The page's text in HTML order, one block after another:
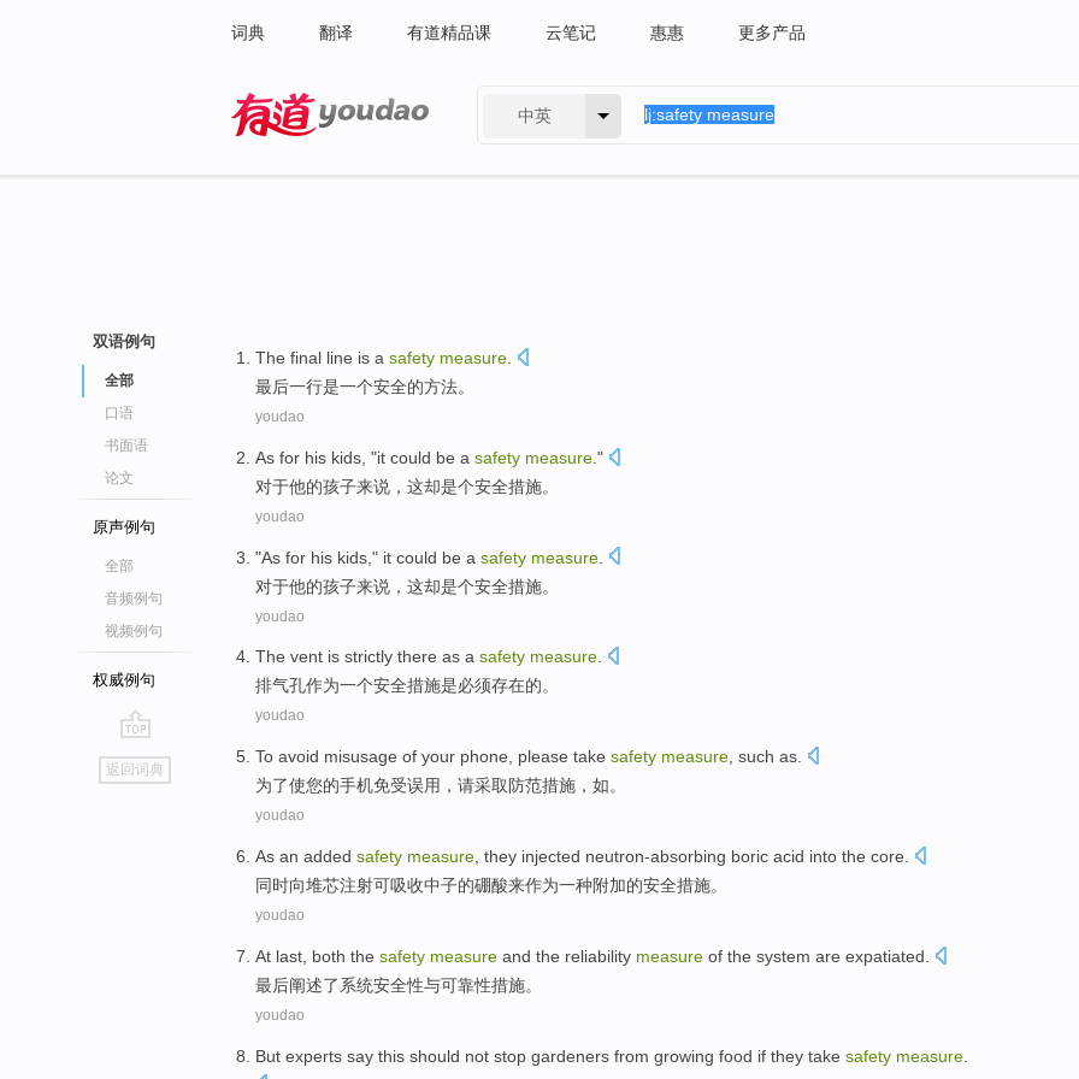
词典 翻译 有道精品课 云笔记 惠惠 更多产品
中英
双语例句
全部
口语
书面语
论文
原声例句
全部
音频例句
视频例句
权威例句
go
top
返回词典
The final line is a safety measure
最后一行是一个安全的方法。
youdao
As for his kids , "it could be a safety measure ."
对于他的孩子来说 ， 这却是个安全措施。
youdao
"As for his kids ," it could be a safety measure
对于他的孩子来说 ， 这却是个安全措施。
youdao
The vent is strictly there as a safety measure.
排气孔作为一个安全措施是必须存在的。
youdao
To avoid misusage of your phone please take safety measure such as
为了使您的手机免受误用 ， 请采取防范措施 ，如。
youdao
As an added safety measure , they injected neutron-absorbing boric acid into the core
同时向堆芯注射可吸收中子的硼酸来作为一种附加的安全措施。
youdao
At last , both the safety measure and the reliability measure of the system are expatiated
最后阐述了系统安全性与可靠性措施。
youdao
But experts say this should not stop gardeners from growing food if they take safety measure